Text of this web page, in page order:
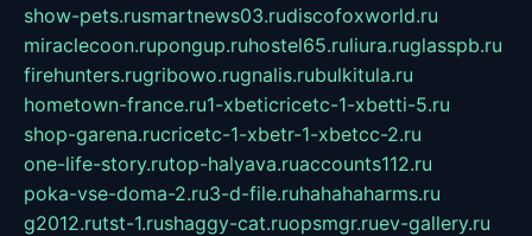
show-pets.rusmartnews03.rudiscofoxworld.ru
miraclecoon.rupongup.ruhostel65.ruliura.ruglasspb.ru
firehunters.rugribowo.rugnalis.rubulkitula.ru
hometown-france.ru1-xbeticricetc-1-xbetti-5.ru
shop-garena.rucricetc-1-xbetr-1-xbetcc-2.ru
one-life-story.rutop-halyava.ruaccounts112.ru
poka-vse-doma-2.ru3-d-file.ruhahahaharms.ru
g2012.rutst-1.rushaggy-cat.ruopsmgr.ruev-gallery.ru